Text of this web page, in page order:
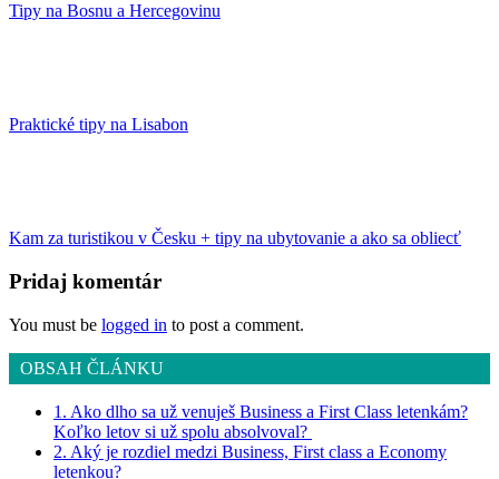
Tipy na Bosnu a Hercegovinu
Praktické tipy na Lisabon
Kam za turistikou v Česku + tipy na ubytovanie a ako sa obliecť
Pridaj komentár
You must be logged in to post a comment.
OBSAH ČLÁNKU
1. Ako dlho sa už venuješ Business a First Class letenkám?
Koľko letov si už spolu absolvoval?
2. Aký je rozdiel medzi Business, First class a Economy
letenkou?